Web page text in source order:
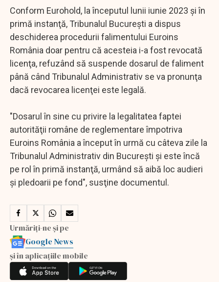
Conform Eurohold, la începutul lunii iunie 2023 şi în
primă instanţă, Tribunalul Bucureşti a dispus
deschiderea procedurii falimentului Euroins
România doar pentru că acesteia i-a fost revocată
licenţa, refuzând să suspende dosarul de faliment
până când Tribunalul Administrativ se va pronunţa
dacă revocarea licenţei este legală.
"Dosarul în sine cu privire la legalitatea faptei
autorităţii române de reglementare împotriva
Euroins România a început în urmă cu câteva zile la
Tribunalul Administrativ din Bucureşti şi este încă
pe rol în primă instanţă, urmând să aibă loc audieri
şi pledoarii pe fond", susţine documentul.
Urmăriți-ne și pe
Google News
și în aplicațiile mobile